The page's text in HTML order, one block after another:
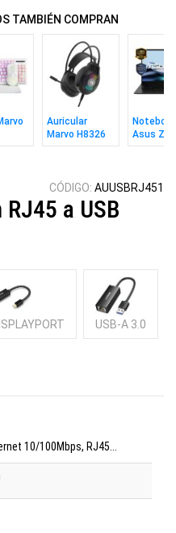
TAMBIÉN COMPRAN
+
Auricular
Marvo H8326
Akari 30 Bk
Notebook
Asus
Ryzen 7
CÓDIGO: AUUSBRJ451
a USB
USB-A 3.0
10/100Mbps, RJ45...